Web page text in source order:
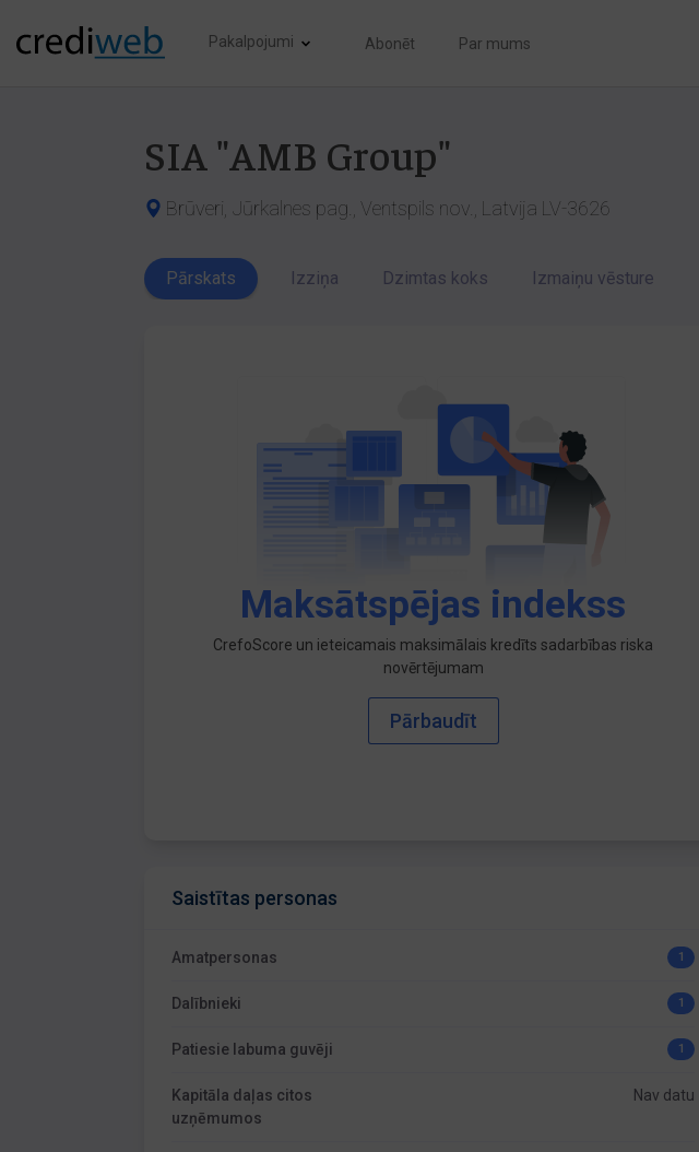
Pakalpojumi Abonēt Par mums
SIA "AMB Group"
Brūveri, Jūrkalnes pag., Ventspils nov., Latvija LV-3626
Pārskats Izziņa Dzimtas koks Izmaiņu vēsture
Maksātspējas indekss
CrefoScore un ieteicamais maksimālais kredīts sadarbības riska
novērtējumam
Pārbaudīt
Saistītas personas
Amatpersonas 1
Dalībnieki 1
Patiesie labuma guvēji 1
Kapitāla daļas citos
uzņēmumos
Nav datu